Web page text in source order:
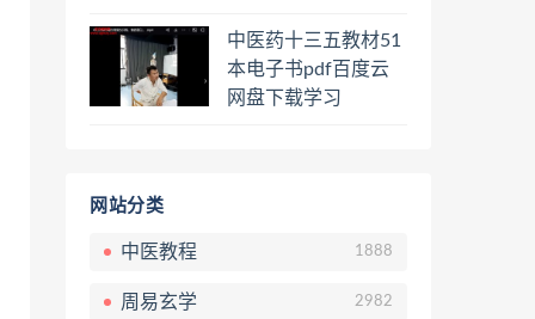
经络脉诊面诊舌诊手
诊私密终身会员百度
网盘共享群
中医药十三五教材51
本电子书pdf百度云
网盘下载学习
网站分类
中医教程 1888
周易玄学 2982